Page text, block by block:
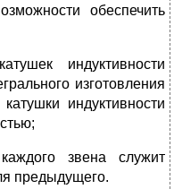
обеспечить
индуктивности
изготовления
индуктивности
звена служит
предыдущего.